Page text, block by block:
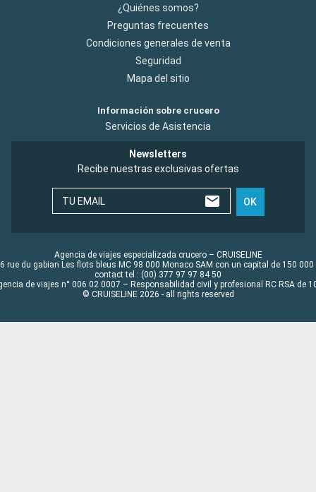
¿Quiénes somos?
Preguntas frecuentes
Condiciones generales de venta
Seguridad
Mapa del sitio
Información sobre crucero
Servicios de Asistencia
Newsletters
Recibe nuestras exclusivas ofertas
TU EMAIL OK
Agencia de viajes especializada crucero – CRUISELINE
rue du gabian Les flots bleus MC 98 000 Monaco SAM con un capital de 150 000
contact tel : (00) 377 97 97 84 50
de viajes n° 006 02 0007 – Responsabilidad civil y profesional RC RSA de
© CRUISELINE 2026 - all rights reserved